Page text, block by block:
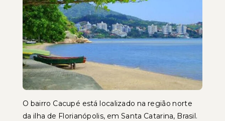
O bairro Cacupé está localizado na região norte
da ilha de Florianópolis, em Santa Catarina, Brasil.